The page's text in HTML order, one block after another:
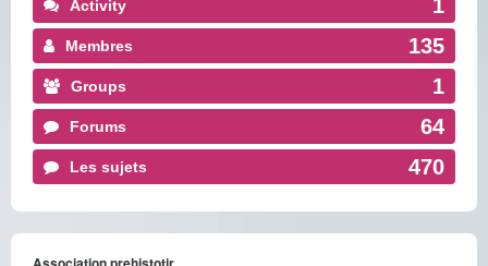
Activity 1
Membres 135
Groups 1
Forums 64
Les sujets 470